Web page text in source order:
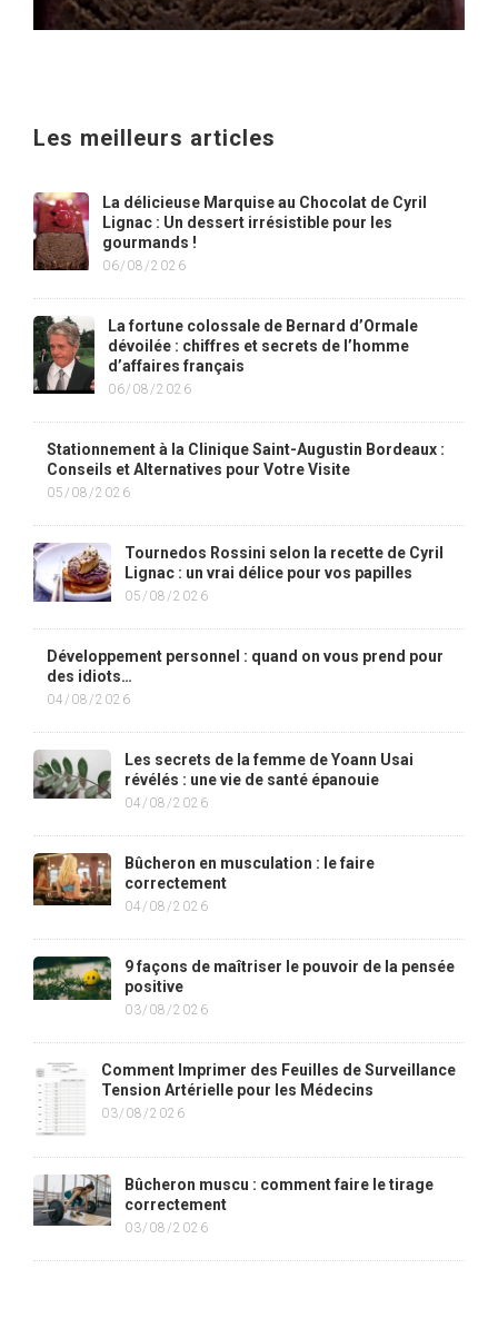
Les meilleurs articles
La délicieuse Marquise au Chocolat de Cyril
Lignac : Un dessert irrésistible pour les
gourmands !
06/08/2026
La fortune colossale de Bernard d’Ormale
dévoilée : chiffres et secrets de l’homme
d’affaires français
06/08/2026
Stationnement à la Clinique Saint-Augustin Bordeaux :
Conseils et Alternatives pour Votre Visite
05/08/2026
Tournedos Rossini selon la recette de Cyril
Lignac : un vrai délice pour vos papilles
05/08/2026
Développement personnel : quand on vous prend pour
des idiots…
04/08/2026
Les secrets de la femme de Yoann Usai
révélés : une vie de santé épanouie
04/08/2026
Bûcheron en musculation : le faire
correctement
04/08/2026
9 façons de maîtriser le pouvoir de la pensée
positive
03/08/2026
Comment Imprimer des Feuilles de Surveillance
Tension Artérielle pour les Médecins
03/08/2026
Bûcheron muscu : comment faire le tirage
correctement
03/08/2026